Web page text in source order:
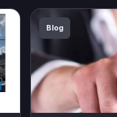
Blog